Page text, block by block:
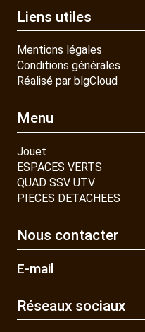
Liens utiles
Mentions légales
Conditions générales
Réalisé par blgCloud
Menu
Jouet
ESPACES VERTS
QUAD SSV UTV
PIECES DETACHEES
Nous contacter
E-mail
Réseaux sociaux